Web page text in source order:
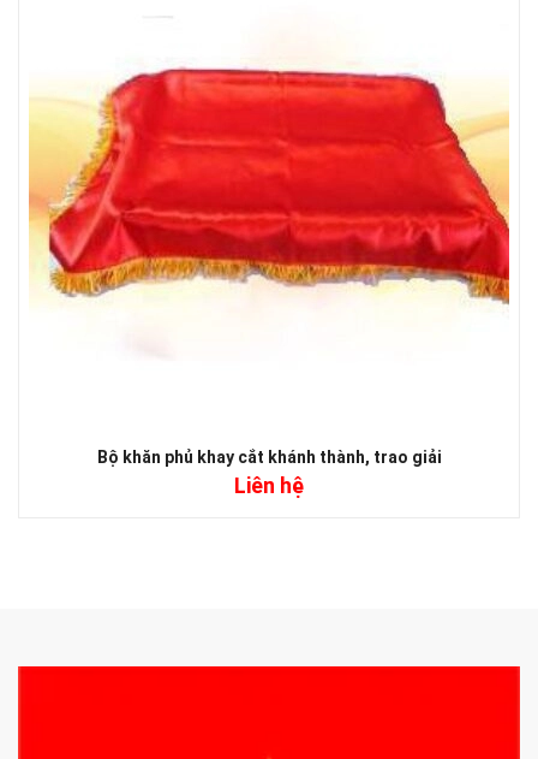
Bộ khăn phủ khay cắt khánh thành, trao giải
Liên hệ